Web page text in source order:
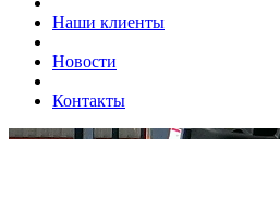
Наши клиенты
Новости
Контакты